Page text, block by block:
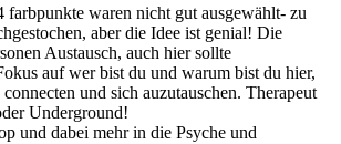
farbpunkte waren nicht gut ausgewählt- zu
aber die Idee ist genial! Die
Austausch, auch hier sollte
auf wer bist du und warum bist du hier,
und sich auzutauschen. Therapeut
Underground!
und dabei mehr in die Psyche und